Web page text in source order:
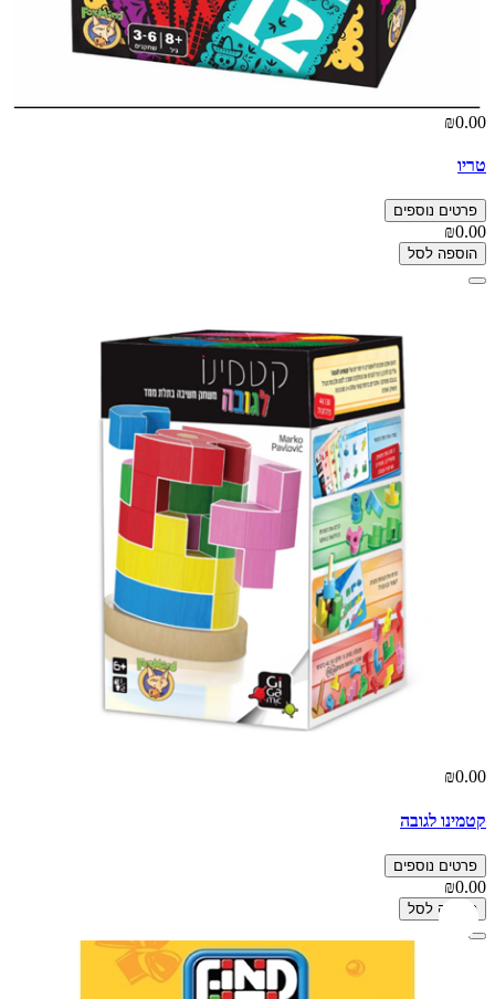
₪0.00
טריו
פרטים נוספים
₪0.00
הוספה לסל
₪0.00
קטמינו לגובה
פרטים נוספים
₪0.00
הוספה לסל